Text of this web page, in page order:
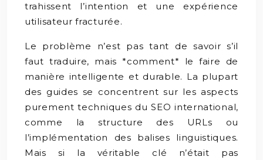
trahissent l’intention et une expérience
utilisateur fracturée.
Le problème n’est pas tant de savoir s’il
faut traduire, mais *comment* le faire de
manière intelligente et durable. La plupart
des guides se concentrent sur les aspects
purement techniques du SEO international,
comme la structure des URLs ou
l’implémentation des balises linguistiques.
Mais si la véritable clé n’était pas